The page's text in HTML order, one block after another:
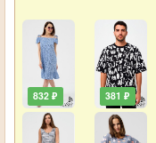
832 ₽ 381 ₽